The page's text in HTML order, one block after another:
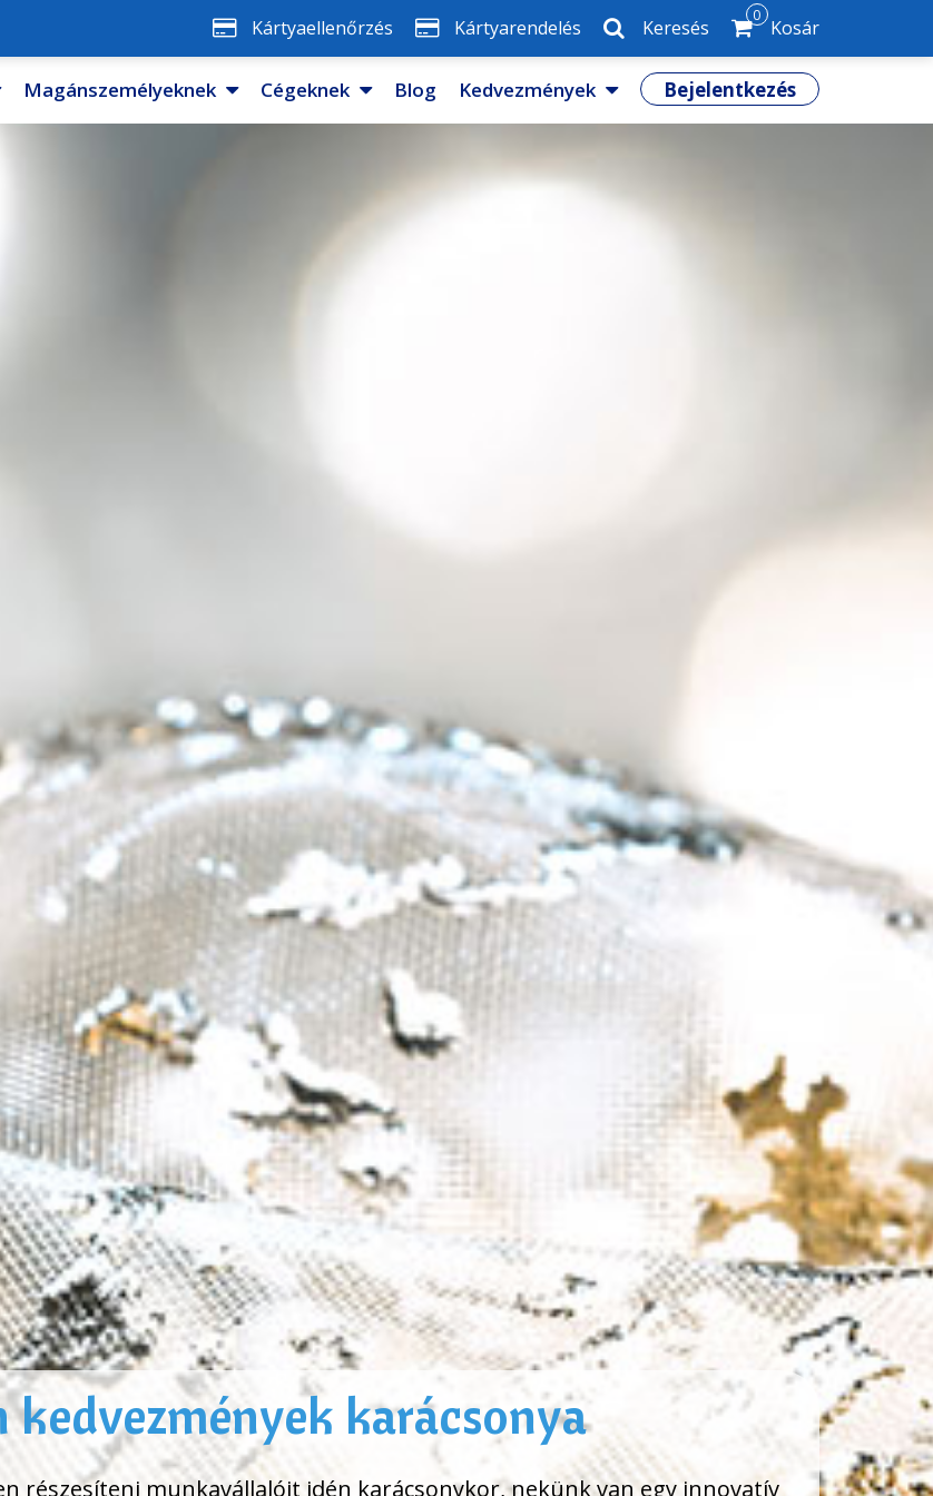
Kártyaellenőrzés Kártyarendelés Keresés Kosár
0
Magánszemélyeknek Cégeknek Blog Kedvezmények Bejelentkezés
karácsonya
részesíteni munkavállalóit idén karácsonykor, nekünk van egy innovatív